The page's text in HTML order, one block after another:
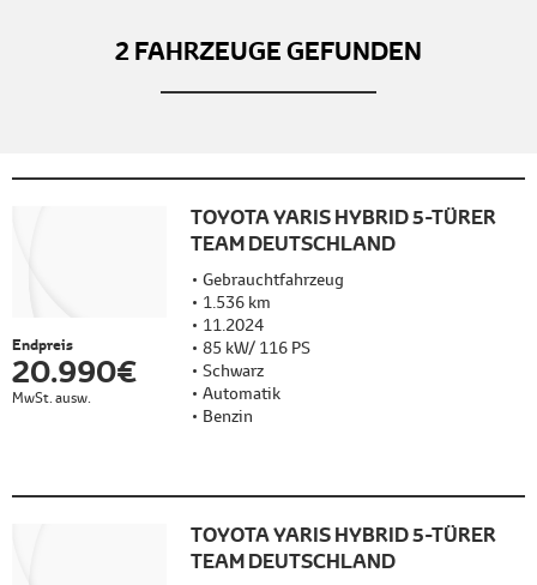
2FAHRZEUGE GEFUNDEN
Endpreis
20.990 €
MwSt. ausw.
TOYOTA YARIS HYBRID 5-TÜRER
TEAM DEUTSCHLAND
Gebrauchtfahrzeug
1.536 km
11.2024
85 kW/ 116 PS
Schwarz
Automatik
Benzin
TOYOTA YARIS HYBRID 5-TÜRER
TEAM DEUTSCHLAND